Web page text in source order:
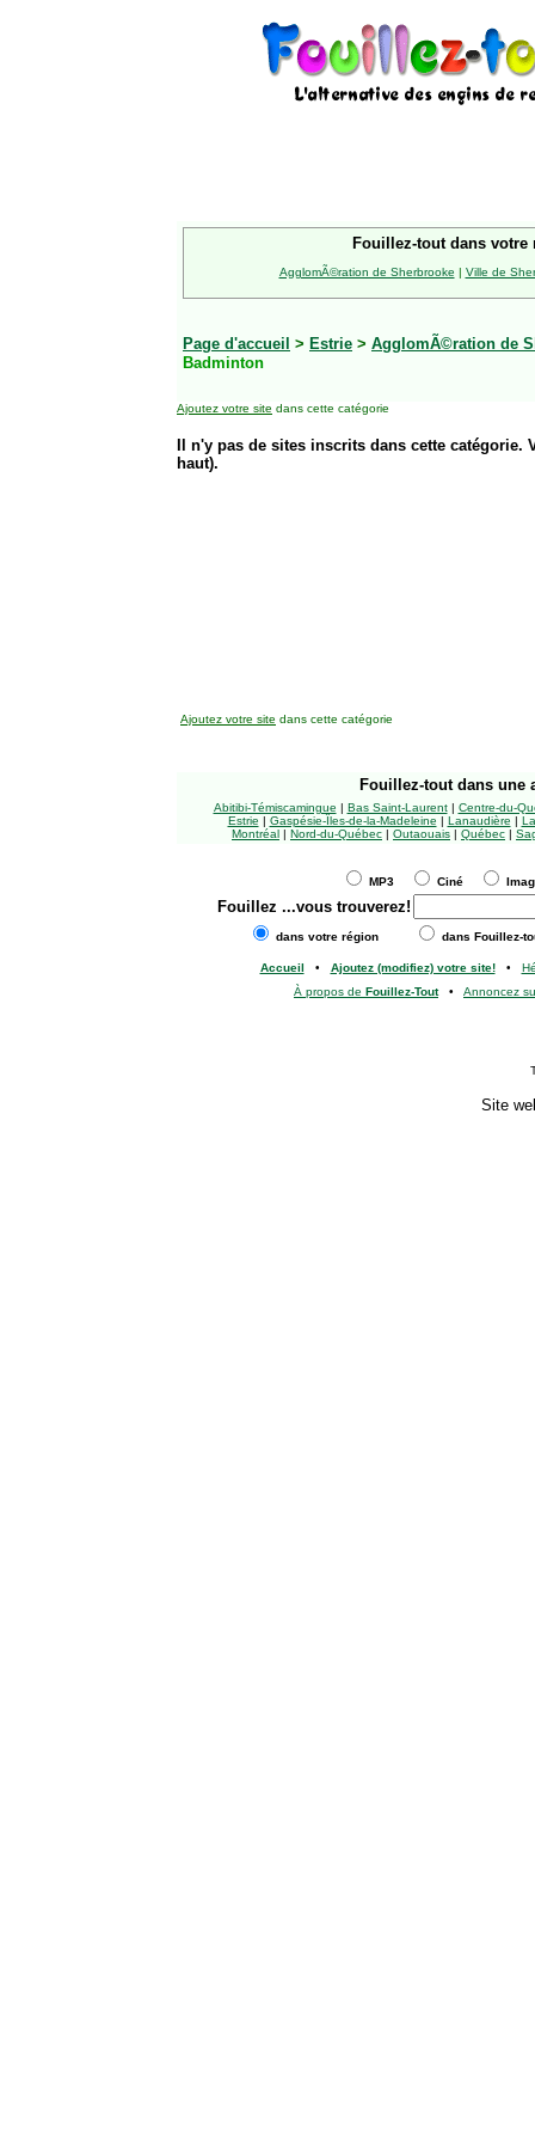
Fouillez-tout dans votre
AgglomÃ©ration de Sherbrooke | Ville de
Page d'accueil > Estrie > AgglomÃ©ration de
Badminton
Ajoutez votre site dans cette catégorie
Il n'y pas de sites inscrits dans cette
haut).
Ajoutez votre site dans cette catégorie
Fouillez-tout dans une
Abitibi-Témiscamingue | Bas Saint-Laurent| Centre-du-
Estrie | Gaspésie-Îles-de-la-Madeleine | Lanaudière |
Montréal | Nord-du-Québec | Outaouais | Québec |
MP3 Ciné
Fouillez ...vous trouverez!
dans votre région dans Fouillez-
Accueil • Ajoutez (modifiez) votre site!•
À propos de Fouillez-Tout• Annoncez
Site